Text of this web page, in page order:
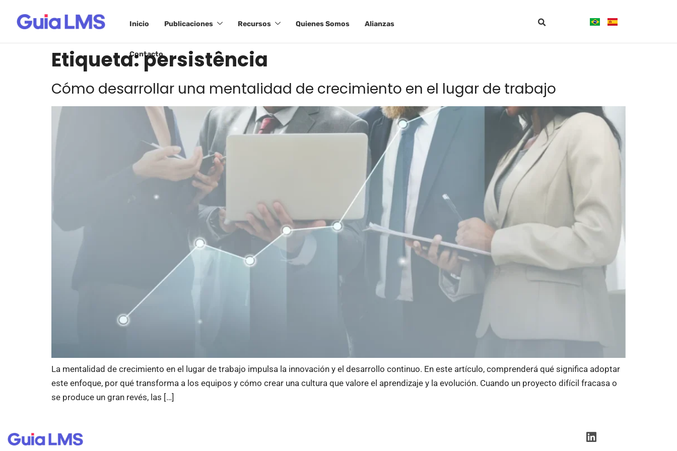
Inicio Publicaciones Recursos Quienes Somos Alianzas
Contacto
Etiqueta:persistência
Cómo desarrollar una mentalidad de crecimiento en el lugar de trabajo
La mentalidad de crecimiento en el lugar de trabajo impulsa la innovación y el desarrollo continuo. En este artículo, comprenderá qué significa adoptar
este enfoque, por qué transforma a los equipos y cómo crear una cultura que valore el aprendizaje y la evolución. Cuando un proyecto difícil fracasa o
se produce un gran revés, las […]